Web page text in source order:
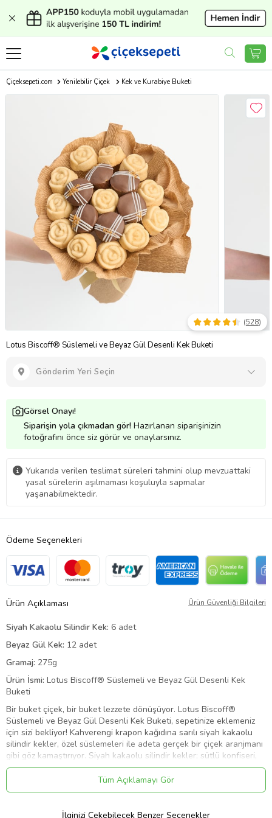
Çiçeksepeti.com Yenilebilir Çiçek Kek ve Kurabiye Buketi
Lotus Biscoff® Süslemeli ve Beyaz Gül Desenli Kek Buketi
(528)
Gönderim Yeri Seçin
Görsel Onayı!
Siparişin yola çıkmadan gör! Hazırlanan siparişinizin
fotoğrafını önce siz görür ve onaylarsınız.
Yukarıda verilen teslimat süreleri tahmini olup mevzuattaki
yasal sürelerin aşılmaması koşuluyla sapmalar
yaşanabilmektedir.
Ödeme Seçenekleri
Ürün Açıklaması Ürün Güvenliği Bilgileri
Siyah Kakaolu Silindir Kek: 6 adet
Beyaz Gül Kek: 12 adet
Gramaj: 275g
Ürün İsmi: Lotus Biscoff® Süslemeli ve Beyaz Gül Desenli Kek
Buketi
Bir buket çiçek, bir buket lezzete dönüşüyor. Lotus Biscoff®
Süslemeli ve Beyaz Gül Desenli Kek Buketi, sepetinize eklemeniz
için sizi bekliyor! Kahverengi krapon kağıdına sarılı siyah kakaolu
silindir kekler, özel süslemeleri ile adeta gerçek bir çiçek aranjmanı
gibi göz kamaştırıyor. Siyah kakaolu silindir kekler; sütlü konfiseri,
fildişi konfiseri kuvertür ve Lotus Biscoff® bisküvi tozu ile
süsleniyor. Beyaz gül kekler ise, beyaz güllerin masum vurgusunu
en lezzetli şekilde yansıtıyor. Kurdele detayı ile tamamlanan
ısırıkta benzersiz bir lezzet yaşatan bu eşsiz aranjman; önce göze,
Tüm Açıklamayı Gör
İlginizi Çekebilecek Benzer Seçenekler